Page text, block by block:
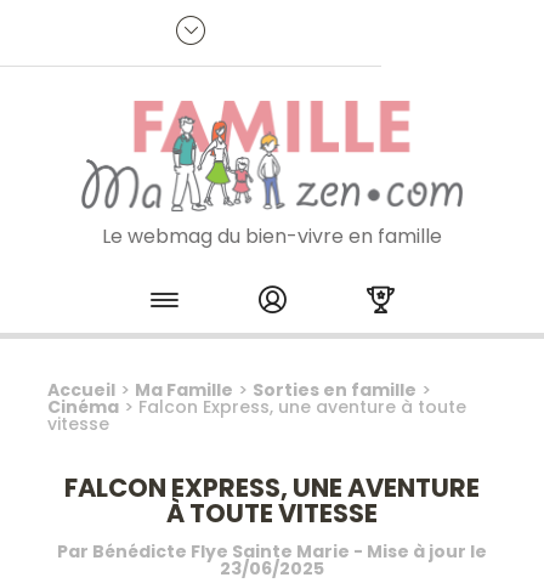
Je m'inscris à la newsletter
Le webmag du bien-vivre en famille
Skip to content
Accueil > Ma Famille > Sorties en famille >
Cinéma > Falcon Express, une aventure à toute
vitesse
FALCON EXPRESS, UNE AVENTURE
À TOUTE VITESSE
Par Bénédicte Flye Sainte Marie - Mise à jour le
23/06/2025
Panneau de gestion des cookies